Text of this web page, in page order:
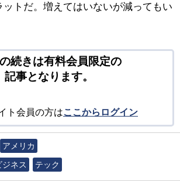
ットだ。増えてはいないが減ってもい
続きは有料会員限定の
記事となります。
ト会員の方はここからログイン
アメリカ
ネス テック